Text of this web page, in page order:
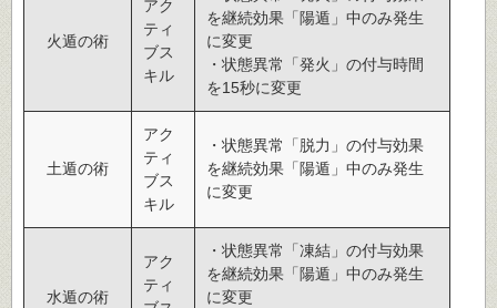
火遁の術
アク
ティ
ブス
キル
を継続効果「陽遁」中のみ発生
に変更
・状態異常「発火」の付与時間
を15秒に変更
土遁の術
アク
ティ
ブス
キル
・状態異常「脱力」の付与効果
を継続効果「陽遁」中のみ発生
に変更
水遁の術
アク
ティ
・状態異常「凍結」の付与効果
を継続効果「陽遁」中のみ発生
に変更